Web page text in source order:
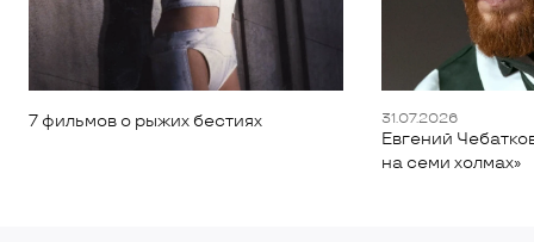
7 фильмов о рыжих бестиях 31.07.2026
Евгений
на семи холмах»